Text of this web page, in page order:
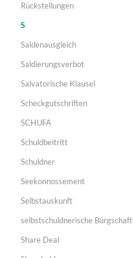
Rückstellungen
S
Saldenausgleich
Saldierungsverbot
Salvatorische Klausel
Scheckgutschriften
SCHUFA
Schuldbeitritt
Schuldner
Seekonnossement
Selbstauskunft
selbstschuldnerische Bürgschaft
Share Deal